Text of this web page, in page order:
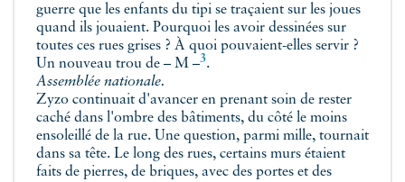
guerre que les enfants du tipi se traçaient sur les joues
quand ils jouaient. Pourquoi les avoir dessinées sur
toutes ces rues grises ? À quoi pouvaient-elles servir ?
Un nouveau trou de – M –3.
Assemblée nationale.
Zyzo continuait d'avancer en prenant soin de rester
caché dans l'ombre des bâtiments, du côté le moins
ensoleillé de la rue. Une question, parmi mille, tournait
dans sa tête. Le long des rues, certains murs étaient
faits de pierres, de briques, avec des portes et des